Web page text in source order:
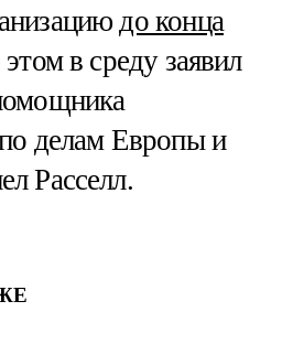
до конца
в среду заявил
по делам Европы и
Расселл.